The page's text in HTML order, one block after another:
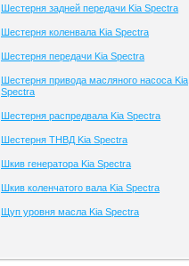
Шестерня задней передачи Kia Spectra
Шестерня коленвала Kia Spectra
Шестерня передачи Kia Spectra
Шестерня привода масляного насоса Kia
Spectra
Шестерня распредвала Kia Spectra
Шестерня ТНВД Kia Spectra
Шкив генератора Kia Spectra
Шкив коленчатого вала Kia Spectra
Щуп уровня масла Kia Spectra